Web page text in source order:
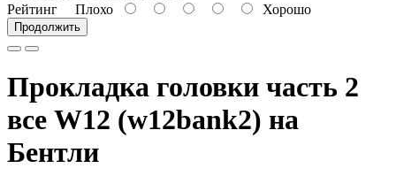
Рейтинг Плохо Хорошо
Продолжить
Прокладка головки часть 2
все W12 (w12bank2) на
Бентли